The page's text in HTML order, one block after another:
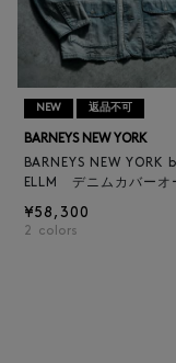
NEW 返品不可
BARNEYS NEW YORK
BARNEYS NEW YORK
ELLM デニムカバーオ
¥58,300
2 colors